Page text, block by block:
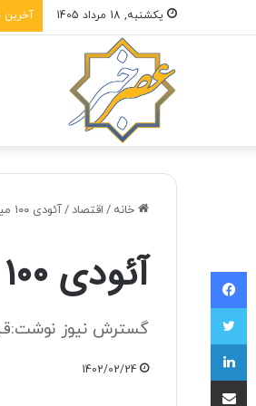
یکشنبه, 18 مرداد 1405 آخرین
خانه / اقتصاد/آئودی ۱۰۰ میلیاردی به ایران رسید +عکس
آئودی ۱۰۰ میلیاردی به ایران رسید +عکس
گسترش نیوز نوشت:قیمت
1402/02/24